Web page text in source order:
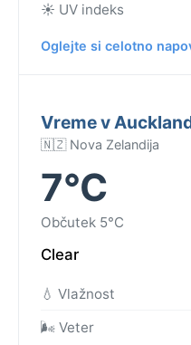
☀️ UV indeks
Oglejte si celotno
Vreme v
🇳🇿 Nova Zelandija
7°C
Občutek 5°C
Clear
💧 Vlažnost
🌬️ Veter